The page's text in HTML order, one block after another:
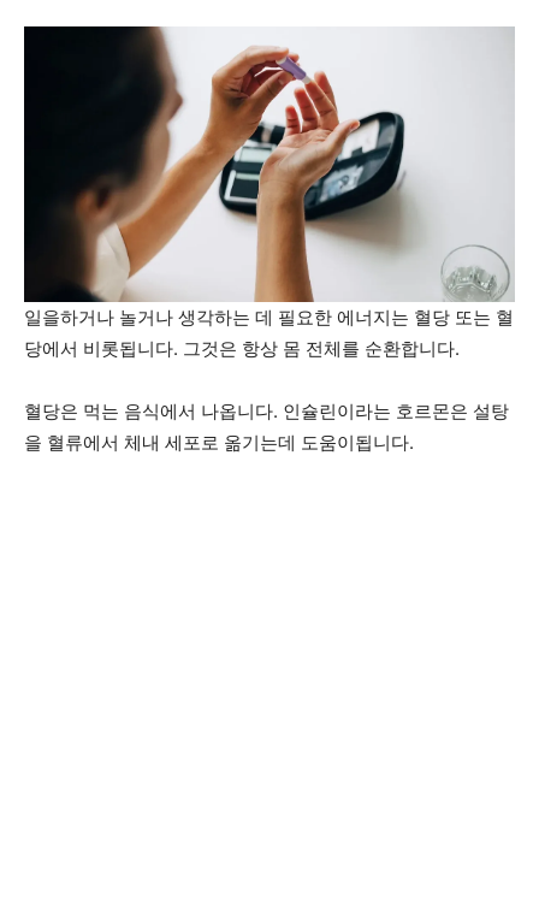
일을하거나 놀거나 생각하는 데 필요한 에너지는 혈당 또는 혈
당에서 비롯됩니다. 그것은 항상 몸 전체를 순환합니다.
혈당은 먹는 음식에서 나옵니다. 인슐린이라는 호르몬은 설탕
을 혈류에서 체내 세포로 옮기는데 도움이됩니다.